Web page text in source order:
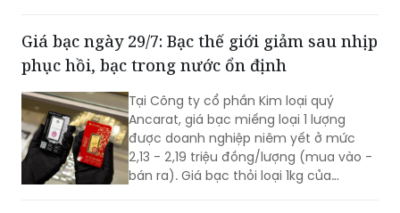
Giá bạc ngày 29/7: Bạc thế giới giảm sau nhịp
phục hồi, bạc trong nước ổn định
Tại Công ty cổ phần Kim loại quý
Ancarat, giá bạc miếng loại 1 lượng
được doanh nghiệp niêm yết ở mức
2,13 - 2,19 triệu đồng/lượng (mua vào -
bán ra). Giá bạc thỏi loại 1kg của